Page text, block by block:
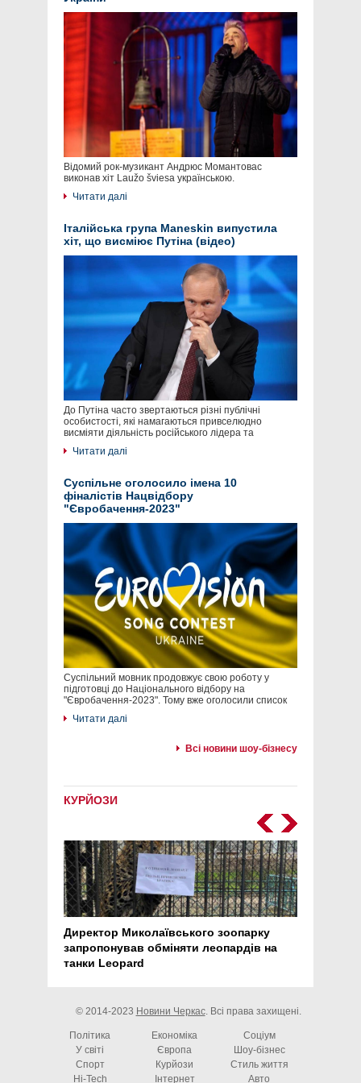
Відомий рок-музикант Андрюс Момантовас
виконав хіт Laužo šviesa українською.
Читати далі
Італійська група Maneskin випустила
хіт, що висміює Путіна (відео)
До Путіна часто звертаються різні публічні
особистості, які намагаються привселюдно
висміяти діяльність російського лідера та
Читати далі
Суспільне оголосило імена 10
фіналістів Нацвідбору
"Євробачення-2023"
Суспільний мовник продовжує свою роботу у
підготовці до Національного відбору на
"Євробачення-2023". Тому вже оголосили список
Читати далі
Всі новини шоу-бізнесу
КУРЙОЗИ
Директор Миколаївського зоопарку
запропонував обміняти леопардів на
танки Leopard
© 2014-2023 Новини Черкас. Всі права захищені.
Політика Економіка
Соціум
У світі
Європа
Шоу-бізнес
Спорт
Курйози
Стиль життя
Hi-Tech
Інтернет Авто